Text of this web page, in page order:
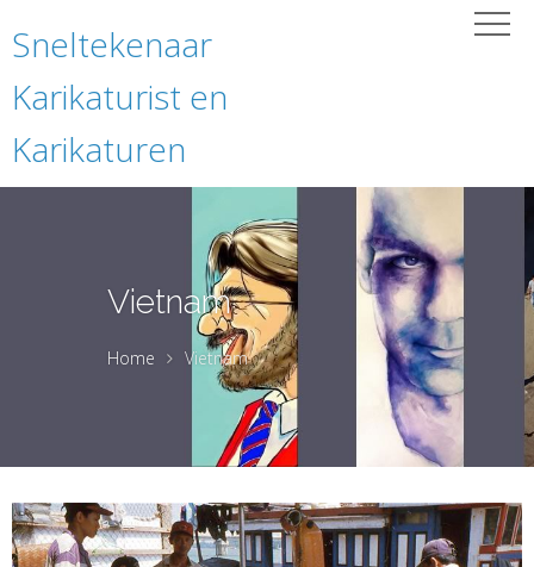
Sneltekenaar
Karikaturist en
Karikaturen
Vietnam
Home Vietnam